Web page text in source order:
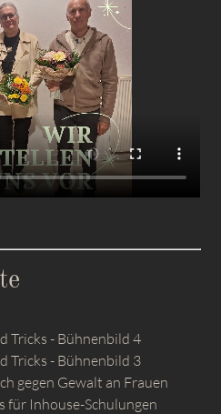
Tricks - Bühnenbild 4
Tricks - Bühnenbild 3
gegen Gewalt an Frauen
für Inhouse-Schulungen